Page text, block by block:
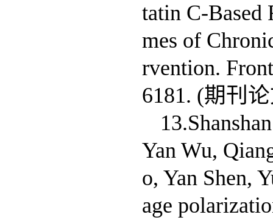
tatin C-Based
mes of
rvention.
6181. (期刊
Yan Wu,
o, Yan Shen,
age